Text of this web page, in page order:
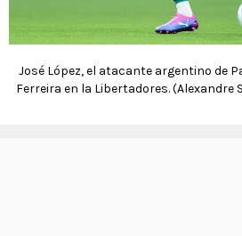
José López, el atacante argentino de
Ferreira en la Libertadores. (Alexandre